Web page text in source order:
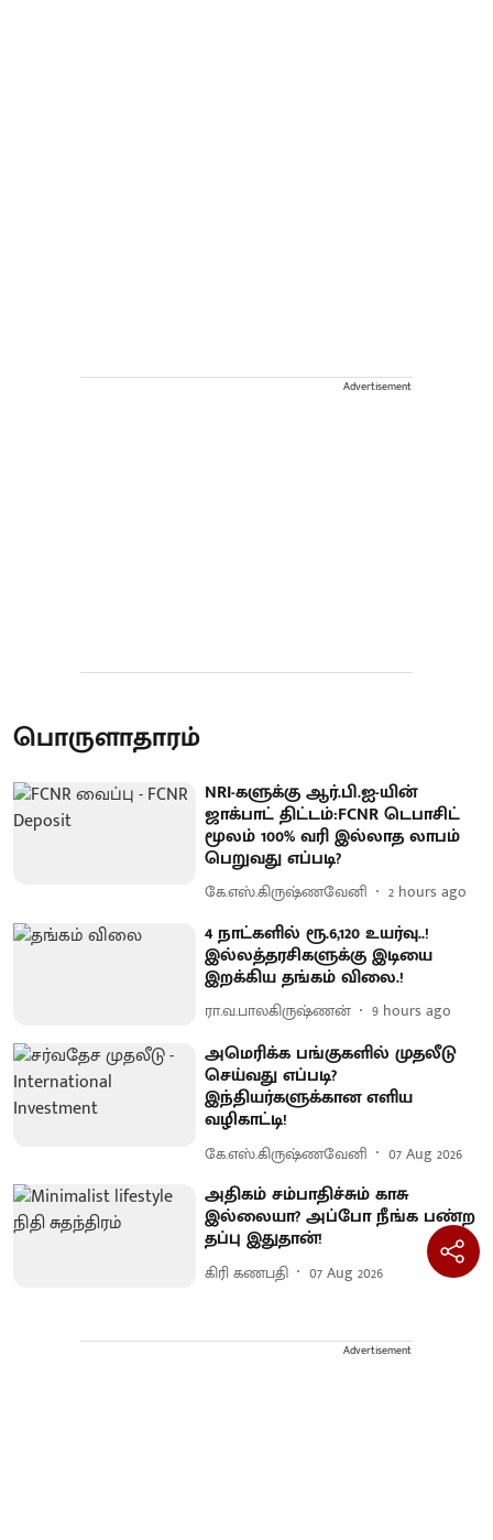
Advertisement
பொருளாதாரம்
NRI-களுக்கு ஆர்.பி.ஐ-யின்
ஜாக்பாட் திட்டம்:FCNR டெபாசிட்
மூலம் 100% வரி இல்லாத லாபம்
பெறுவது எப்படி?
கே.எஸ்.கிருஷ்ணவேனி 2 hours ago
4 நாட்களில் ரூ.6,120 உயர்வு..!
இல்லத்தரசிகளுக்கு இடியை
இறக்கிய தங்கம் விலை.!
ரா.வ.பாலகிருஷ்ணன் 9 hours ago
அமெரிக்க பங்குகளில் முதலீடு
செய்வது எப்படி?
இந்தியர்களுக்கான எளிய
வழிகாட்டி!
கே.எஸ்.கிருஷ்ணவேனி 07 Aug 2026
அதிகம் சம்பாதிச்சும் காசு
இல்லையா? அப்போ நீங்க பண்ற
தப்பு இதுதான்!
கிரி கணபதி 07 Aug 2026
Advertisement